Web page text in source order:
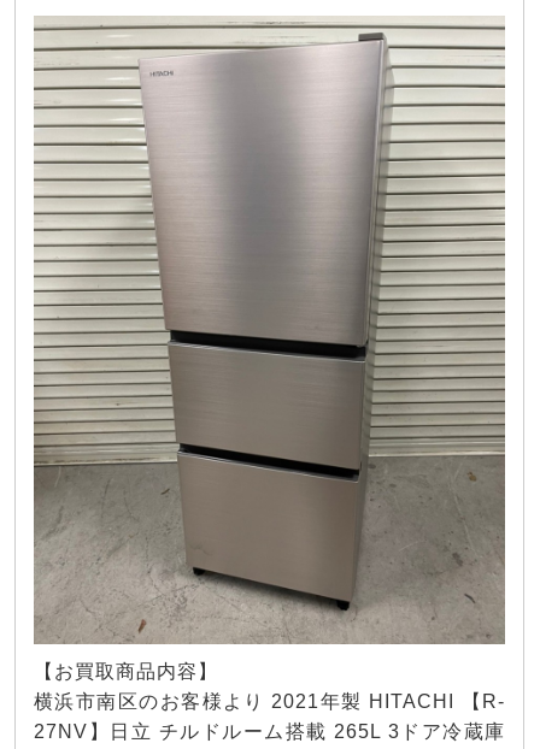
【お買取商品内容】
横浜市南区のお客様より 2021年製 HITACHI 【R-
27NV】日立 チルドルーム搭載 265L 3ドア冷蔵庫